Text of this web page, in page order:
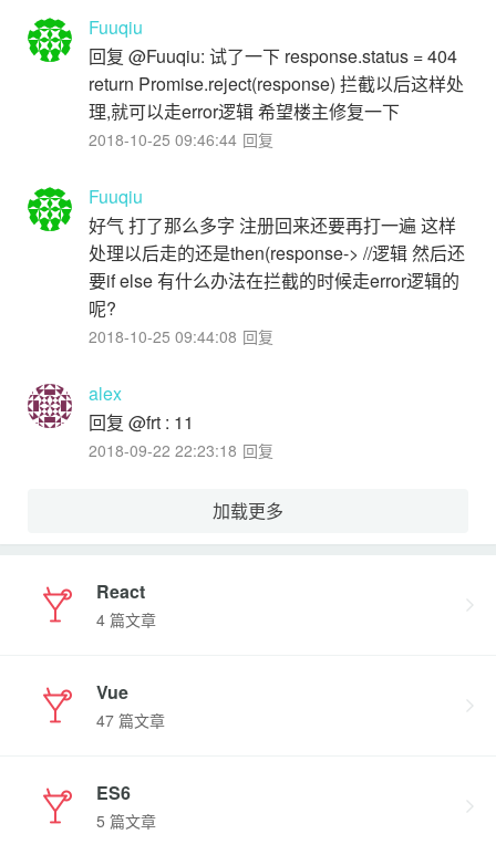
Fuuqiu
回复 @Fuuqiu: 试了一下 response.status = 404
return Promise.reject(response) 拦截以后这样处
理,就可以走error逻辑 希望楼主修复一下
2018-10-25 09:46:44 回复
Fuuqiu
好气 打了那么多字 注册回来还要再打一遍 这样
处理以后走的还是then(response-> //逻辑 然后还
要if else 有什么办法在拦截的时候走error逻辑的
呢?
2018-10-25 09:44:08 回复
alex
回复 @frt : 11
2018-09-22 22:23:18 回复
加载更多
React
4 篇文章
Vue
47 篇文章
ES6
5 篇文章